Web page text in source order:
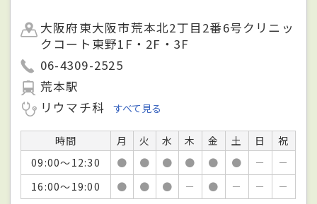
大阪府東大阪市荒本北2丁目2番6号クリニッ
クコート東野1F・2F・3F
06-4309-2525
荒本駅
リウマチ科
すべて見る
時間 月 火 水 木 金 土 日
祝
09:00～12:30
● ● ● ● ● ● －
－
16:00～19:00
● ● ● － ● － － －